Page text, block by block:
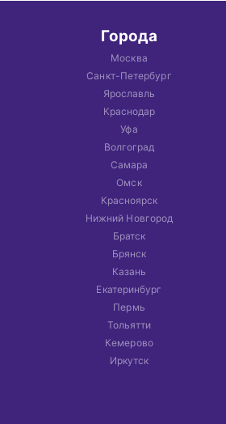
Города
Москва
Санкт-Петербург
Ярославль
Краснодар
Уфа
Волгоград
Самара
Омск
Красноярск
Нижний Новгород
Братск
Брянск
Казань
Екатеринбург
Пермь
Тольятти
Кемерово
Иркутск